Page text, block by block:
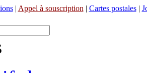
| Appel à souscription | Cartes postales|